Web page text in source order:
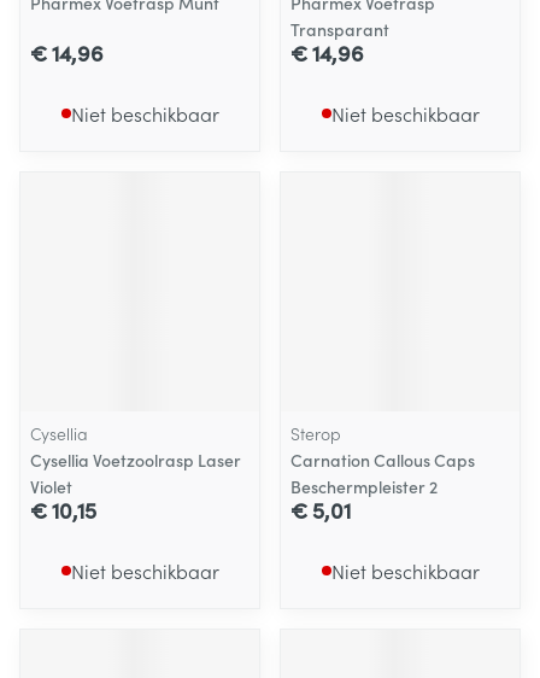
€ 14,96
Niet beschikbaar
Transparant
€ 14,96
Niet beschikbaar
Cysellia
Cysellia Voetzoolrasp Laser
Violet
€ 10,15
Niet beschikbaar
Sterop
Carnation Callous Caps
Beschermpleister 2
€ 5,01
Niet beschikbaar